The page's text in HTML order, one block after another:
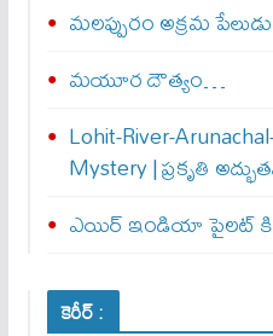
మలప్పురం అక్రమ
మయూర దౌత్యం…
Lohit-River-
Mystery | ప్రకృతి
ఎయిర్‌ ఇండియా పైలట్‌ కి
కెరీర్ :